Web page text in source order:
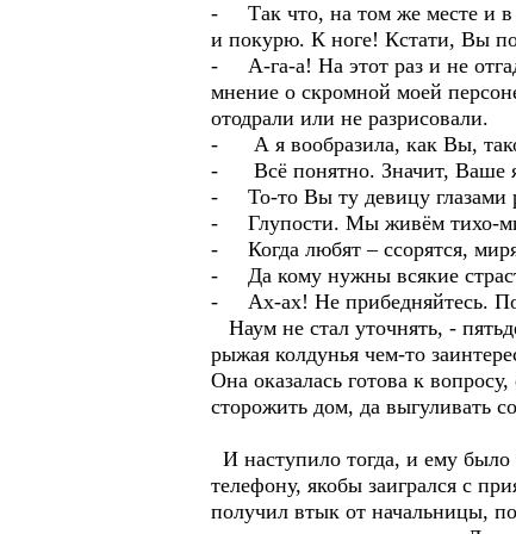
- Так что, на том же месте и в
и покурю. К ноге! Кстати, Вы
- А-га-а! На этот раз и не
мнение о скромной моей
отодрали или не разрисовали.
- А я вообразила, как Вы,
- Всё понятно. Значит, Ваше
- То-то Вы ту девицу глазами
- Глупости. Мы живём тихо-
- Когда любят – ссорятся,
- Да кому нужны всякие
- Ах-ах! Не прибедняйтесь.
Наум не стал уточнять, -
рыжая колдунья чем-то
Она оказалась готова к
сторожить дом, да выгуливать
И наступило тогда, и ему было
телефону, якобы заигрался с
получил втык от начальницы,